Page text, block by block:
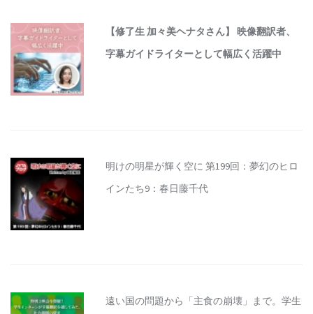
【修了生 加々美ヘナタさん】 映像翻訳者、
字幕ガイドライターとして幅広く活躍中
明けの明星が輝く空に 第199回：夢幻のヒロ
インたち9：春日藤千代
遠い国の問題から「主食の崩壊」まで。学生